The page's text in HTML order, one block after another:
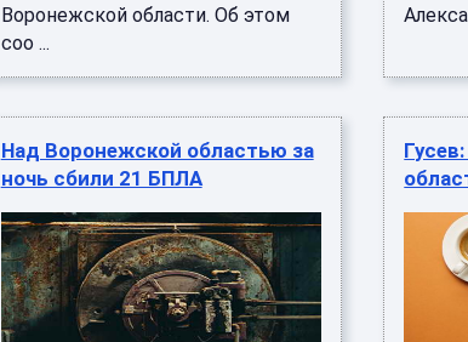
Воронежской области. Об этом
соо ...
Над Воронежской областью за
ночь сбили 21 БПЛА